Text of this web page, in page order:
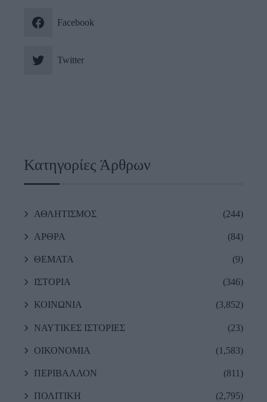
Facebook
Twitter
Κατηγορίες Άρθρων
ΑΘΛΗΤΙΣΜΟΣ (244)
ΑΡΘΡΑ (84)
ΘΕΜΑΤΑ (9)
ΙΣΤΟΡΙΑ (346)
ΚΟΙΝΩΝΙΑ (3,852)
ΝΑΥΤΙΚΕΣ ΙΣΤΟΡΙΕΣ (23)
ΟΙΚΟΝΟΜΙΑ (1,583)
ΠΕΡΙΒΑΛΛΟΝ (811)
ΠΟΛΙΤΙΚΗ (2,795)